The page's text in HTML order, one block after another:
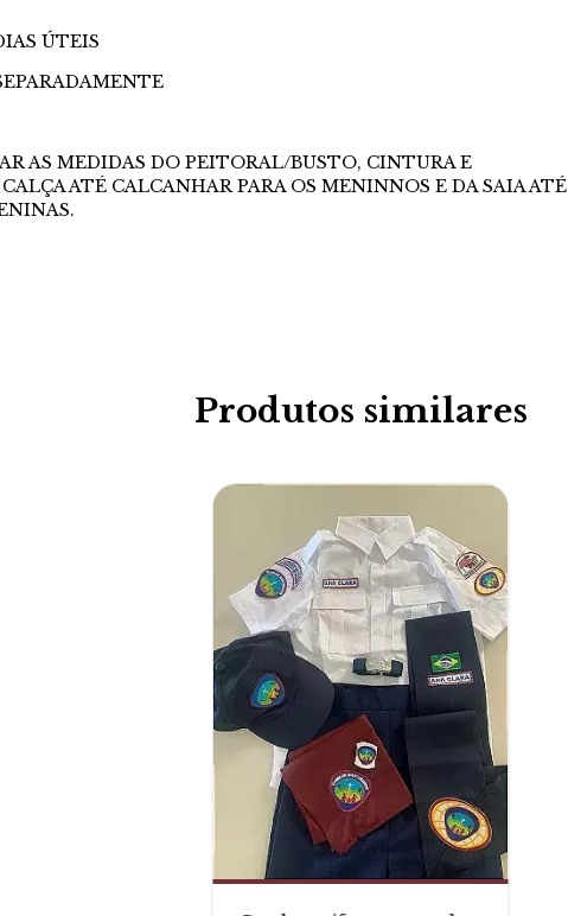
ÚTEIS
AS MEDIDAS DO PEITORAL/BUSTO, CINTURA E
ATÉ CALCANHAR PARA OS MENINNOS E DA SAIA ATÉ
Produtos similares